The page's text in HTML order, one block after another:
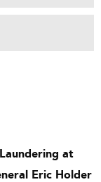
at
Eric Holder